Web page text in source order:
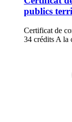
publics
Certificat de
34 crédits A la